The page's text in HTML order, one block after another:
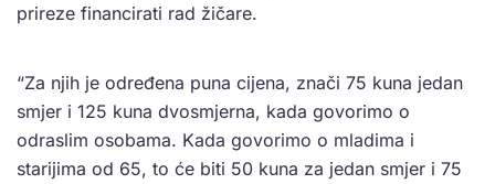
prireze financirati rad žičare.
“Za njih je određena puna cijena, znači 75 kuna jedan
smjer i 125 kuna dvosmjerna, kada govorimo o
odraslim osobama. Kada govorimo o mladima i
starijima od 65, to će biti 50 kuna za jedan smjer i 75